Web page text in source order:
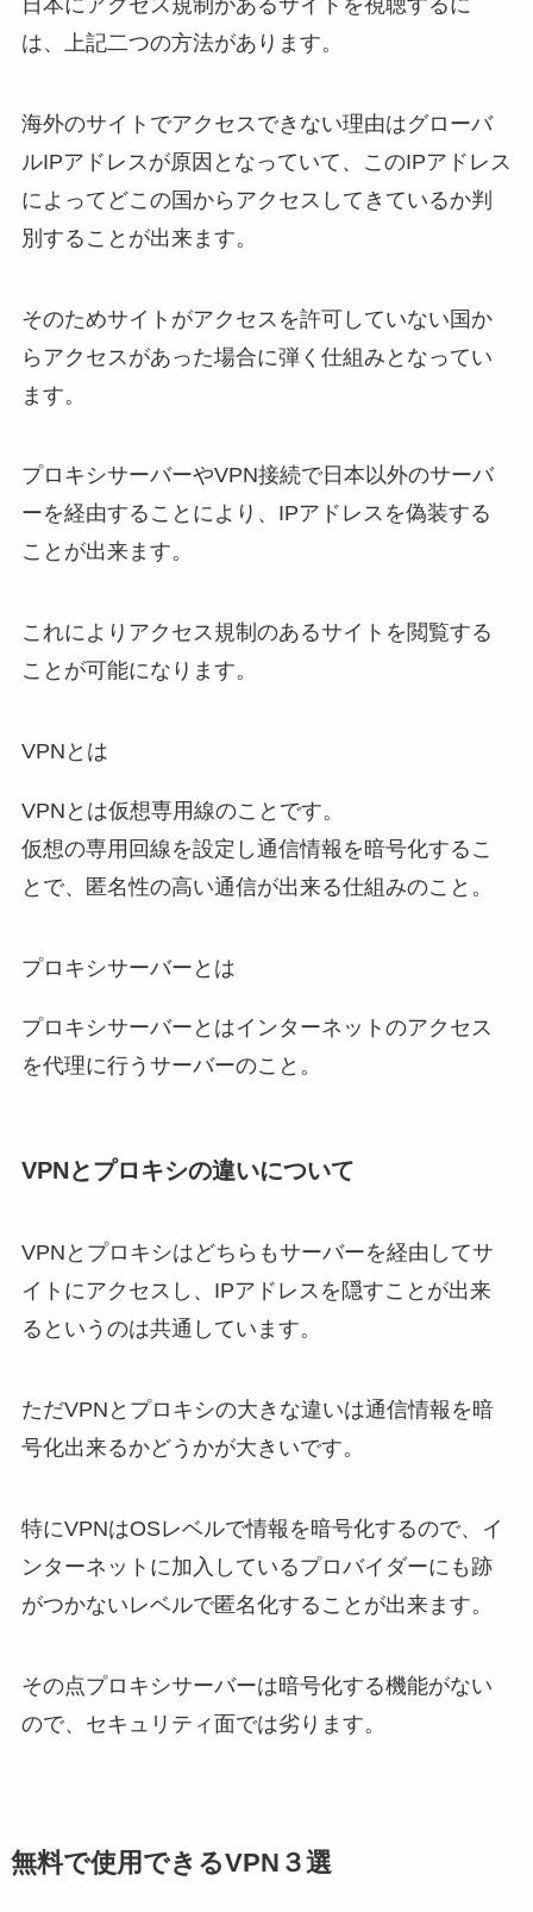
は、上記二つの方法があります。
海外のサイトでアクセスできない理由はグローバ
ルIPアドレスが原因となっていて、このIPアドレス
によってどこの国からアクセスしてきているか判
別することが出来ます。
そのためサイトがアクセスを許可していない国か
らアクセスがあった場合に弾く仕組みとなってい
ます。
プロキシサーバーやVPN接続で日本以外のサーバ
ーを経由することにより、IPアドレスを偽装する
ことが出来ます。
これによりアクセス規制のあるサイトを閲覧する
ことが可能になります。
VPNとは
VPNとは仮想専用線のことです。
仮想の専用回線を設定し通信情報を暗号化するこ
とで、匿名性の高い通信が出来る仕組みのこと。
プロキシサーバーとは
プロキシサーバーとはインターネットのアクセス
を代理に行うサーバーのこと。
VPNとプロキシの違いについて
VPNとプロキシはどちらもサーバーを経由してサ
イトにアクセスし、IPアドレスを隠すことが出来
るというのは共通しています。
ただVPNとプロキシの大きな違いは通信情報を暗
号化出来るかどうかが大きいです。
特にVPNはOSレベルで情報を暗号化するので、イ
ンターネットに加入しているプロバイダーにも跡
がつかないレベルで匿名化することが出来ます。
その点プロキシサーバーは暗号化する機能がない
ので、セキュリティ面では劣ります。
無料で使用できるVPN３選